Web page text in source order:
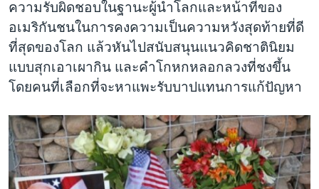
ความรับผิดชอบในฐานะผู้นำโลกและหน้าที่ของ
อเมริกันชนในการคงความเป็นความหวังสุดท้ายที่ดี
ที่สุดของโลก แล้วหันไปสนับสนุนแนวคิดชาตินิยม
แบบสุกเอาเผากิน และคำโกหกหลอกลวงที่ชงขึ้น
โดยคนที่เลือกที่จะหาแพะรับบาปแทนการแก้ปัญหา